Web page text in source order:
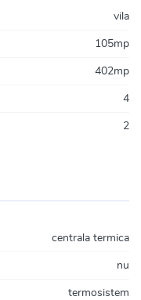
vila
105mp
402mp
4
2
centrala termica
nu
termosistem